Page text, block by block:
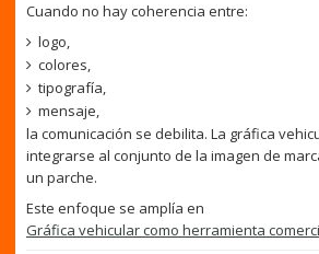
Cuando no hay coherencia entre:
logo,
colores,
tipografía,
mensaje,
la comunicación se debilita. La gráfica
integrarse al conjunto de la imagen de
un parche.
Este enfoque se amplía en
Gráfica vehicular como herramienta